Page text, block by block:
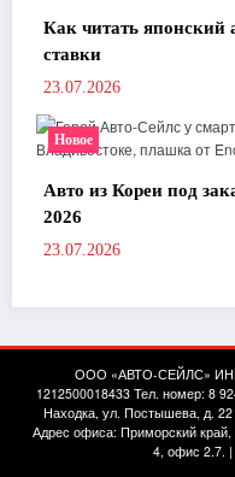
Как читать японский
ставки
23.07.2026
Новое
Авто из Кореи под
2026
23.07.2026
ООО «АВТО-СЕЙЛС»
1212500018433 Тел. номер: 8
Находка, ул. Постышева, д.
Адрес офиса: Приморский край,
4, офис 2.7. |